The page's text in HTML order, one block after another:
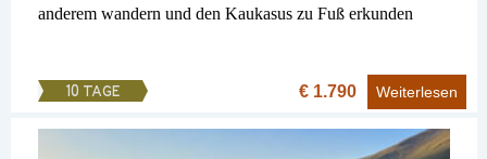
anderem wandern und den Kaukasus zu Fuß erkunden
10 TAGE € 1.790 Weiterlesen